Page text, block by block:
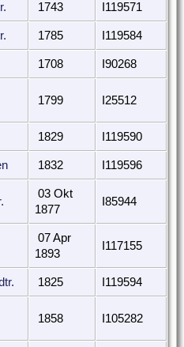
1743 I119571
1785 I119584
1708 I90268
1799 I25512
1829 I119590
1832 I119596
03 Okt
1877
I85944
07 Apr
1893
I117155
1825 I119594
1858 I105282